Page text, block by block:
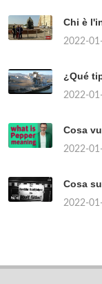
Chi è
2022-
¿Qué
2022-
Cosa
2022-
Cosa
2022-